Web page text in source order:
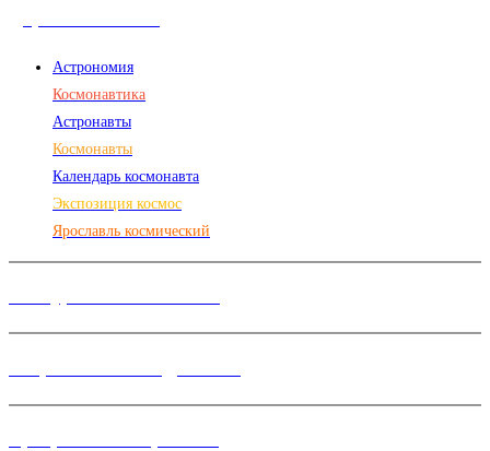
Астрономия
Космонавтика
Астронавты
Космонавты
Календарь космонавта
Экспозиция космос
Ярославль космический